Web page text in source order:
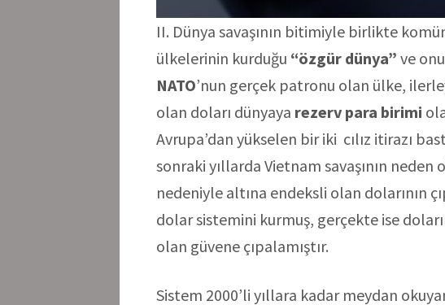
II. Dünya savaşının bitimiyle birlikte
ülkelerinin kurduğu “özgür dünya” ve
NATO’nun gerçek patronu olan ülke,
olan doları dünyaya rezerv para birimi
Avrupa’dan yükselen bir iki cılız itirazı
sonraki yıllarda Vietnam savaşının
nedeniyle altına endeksli olan dolarının
dolar sistemini kurmuş, gerçekte ise
olan güvene çıpalamıştır.
Sistem 2000’li yıllara kadar meydan